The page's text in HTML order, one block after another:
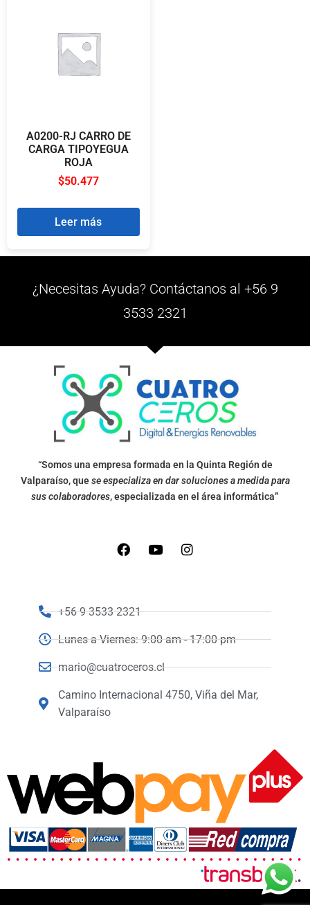
A0200-RJ CARRO DE
CARGA TIPOYEGUA
ROJA
$50.477
Leer más
¿Necesitas Ayuda? Contáctanos al +56 9
3533 2321
“Somos una empresa formada en la Quinta Región de
Valparaíso, quese especializa en dar soluciones a medida para
sus colaboradores, especializada en el área informática”
+56 9 3533 2321
Lunes a Viernes: 9:00 am - 17:00 pm
mario@cuatroceros.cl
Camino Internacional 4750, Viña del Mar,
Valparaíso